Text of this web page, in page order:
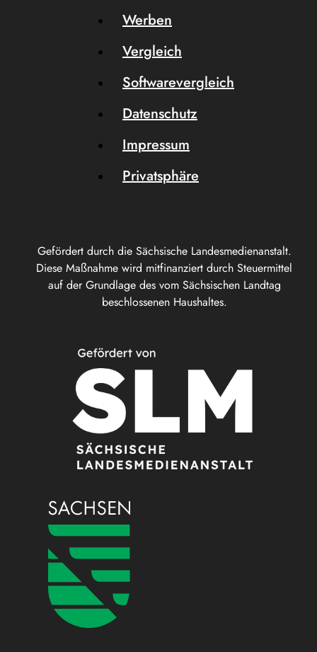
Gefördert durch die Sächsische Landesmedienanstalt.
Diese Maßnahme wird mitfinanziert durch Steuermittel
auf der Grundlage des vom Sächsischen Landtag
beschlossenen Haushaltes.
Werben
Vergleich
Softwarevergleich
Datenschutz
Impressum
Privatsphäre